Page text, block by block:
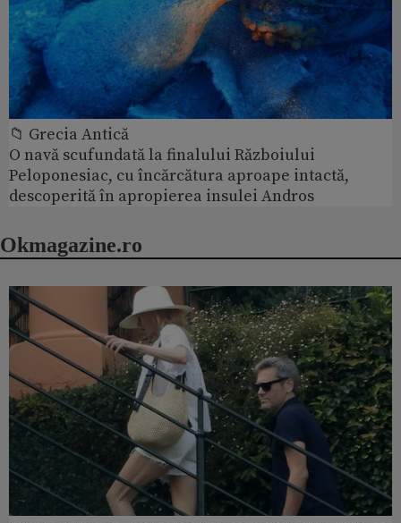
📁 Grecia Antică
O navă scufundată la finalului Războiului
Peloponesiac, cu încărcătura aproape intactă,
descoperită în apropierea insulei Andros
Okmagazine.ro